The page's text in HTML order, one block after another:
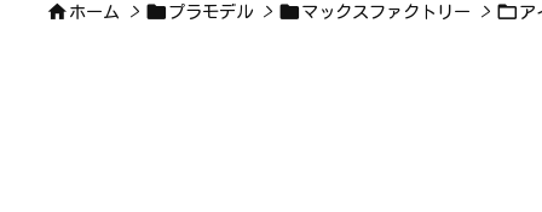
 ホーム >  プラモデル >  マックスファクトリー >  ア